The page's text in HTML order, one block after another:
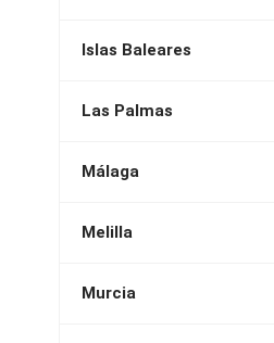
Islas Baleares
Las Palmas
Málaga
Melilla
Murcia